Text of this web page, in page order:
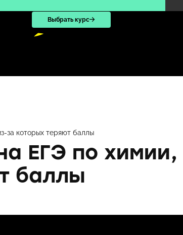
Выбрать курс
за которых теряют баллы
ЕГЭ по
баллы